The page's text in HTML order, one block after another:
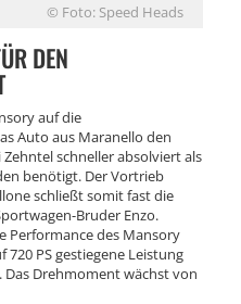
© Foto: Speed Heads
DEN
auf die
Auto aus Maranello den
schneller absolviert als
benötigt. Der Vortrieb
schließt somit fast die
Bruder Enzo.
Performance des Mansory
720 PS gestiegene Leistung
Drehmoment wächst von